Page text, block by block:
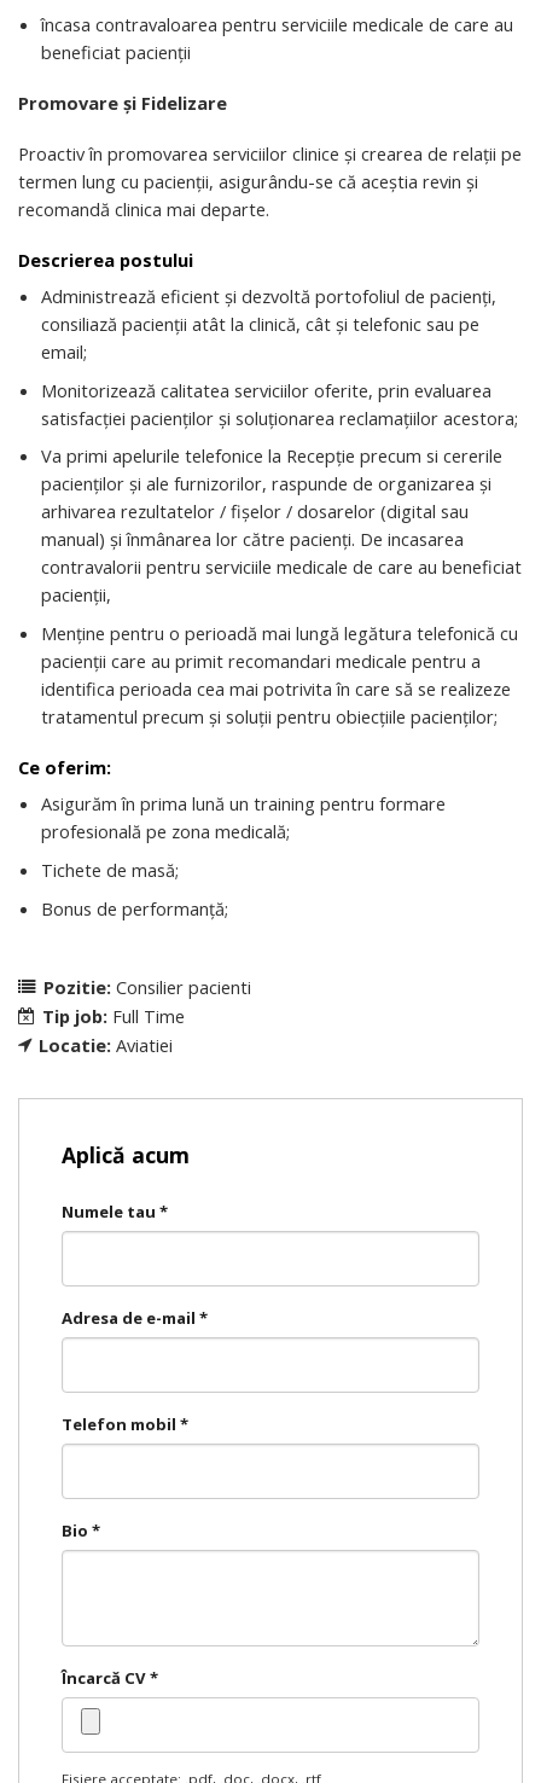
încasa contravaloarea pentru serviciile medicale de care au
beneficiat pacienții
Promovare și Fidelizare
Proactiv în promovarea serviciilor clinice și crearea de relații pe
termen lung cu pacienții, asigurându-se că aceștia revin și
recomandă clinica mai departe.
Descrierea postului
Administrează eficient și dezvoltă portofoliul de pacienți,
consiliază pacienții atât la clinică, cât și telefonic sau pe
email;
Monitorizează calitatea serviciilor oferite, prin evaluarea
satisfacției pacienților și soluționarea reclamațiilor acestora;
Va primi apelurile telefonice la Recepție precum si cererile
pacienților și ale furnizorilor, raspunde de organizarea și
arhivarea rezultatelor / fișelor / dosarelor (digital sau
manual) și înmânarea lor către pacienți. De incasarea
contravalorii pentru serviciile medicale de care au beneficiat
pacienții,
Menține pentru o perioadă mai lungă legătura telefonică cu
pacienții care au primit recomandari medicale pentru a
identifica perioada cea mai potrivita în care să se realizeze
tratamentul precum și soluții pentru obiecțiile pacienților;
Ce oferim:
Asigurăm în prima lună un training pentru formare
profesională pe zona medicală;
Tichete de masă;
Bonus de performanță;
Pozitie: Consilier pacienti
Tip job: Full Time
Locatie: Aviatiei
Aplică acum
Numele tau *
Adresa de e-mail *
Telefon mobil *
Bio *
Încarcă CV*
Fisiere acceptate: .pdf, .doc, .docx, .rtf